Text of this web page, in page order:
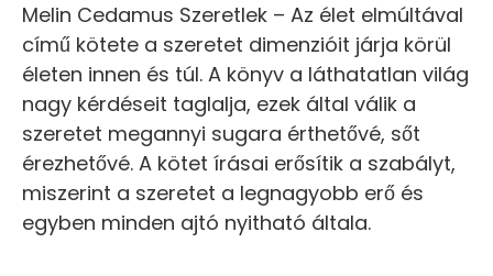
Melin Cedamus Szeretlek – Az élet elmúltával
című kötete a szeretet dimenzióit járja körül
életen innen és túl. A könyv a láthatatlan világ
nagy kérdéseit taglalja, ezek által válik a
szeretet megannyi sugara érthetővé, sőt
érezhetővé. A kötet írásai erősítik a szabályt,
miszerint a szeretet a legnagyobb erő és
egyben minden ajtó nyitható általa.